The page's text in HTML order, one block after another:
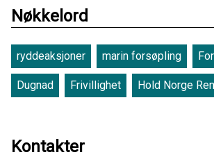
Nøkkelord
ryddeaksjoner marin forsøpling
Dugnad Frivillighet Hold Norge
Kontakter